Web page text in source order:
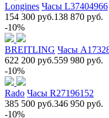
Longines Часы L37404966
154 300 руб.138 870 руб.
-10%
BREITLING Часы
622 200 руб.559 980 руб.
-10%
Rado Часы R27196152
385 500 руб.346 950 руб.
-10%